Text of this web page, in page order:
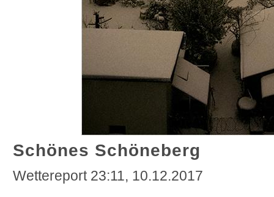
Schönes Schöneberg
Wettereport 23:11, 10.12.2017